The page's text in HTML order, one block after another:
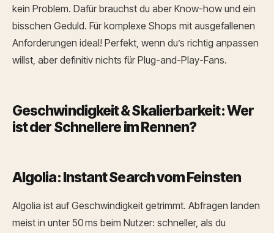
kein Problem. Dafür brauchst du aber Know-how und ein
bisschen Geduld. Für komplexe Shops mit ausgefallenen
Anforderungen ideal! Perfekt, wenn du’s richtig anpassen
willst, aber definitiv nichts für Plug-and-Play-Fans.
Geschwindigkeit & Skalierbarkeit: Wer
ist der Schnellere im Rennen?
Algolia: Instant Search vom Feinsten
Algolia ist auf Geschwindigkeit getrimmt. Abfragen landen
meist in unter 50 ms beim Nutzer: schneller, als du